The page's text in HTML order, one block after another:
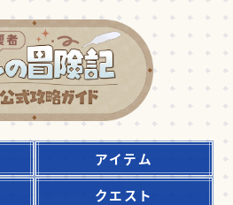
アイテム
クエスト